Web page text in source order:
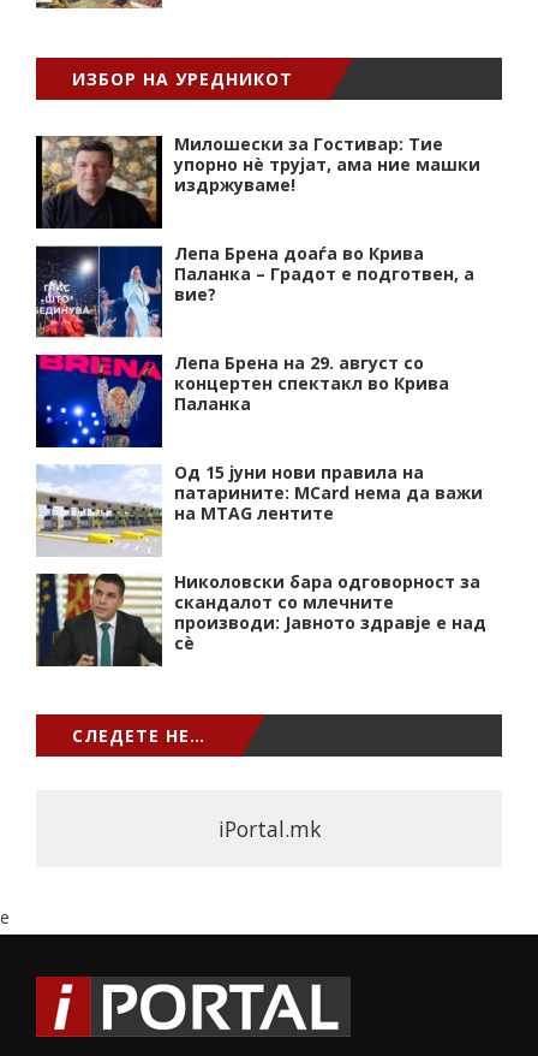
ИЗБОР НА УРЕДНИКОТ
Милошески за Гостивар: Тие
упорно нѐ трујат, ама ние машки
издржуваме!
Лепа Брена доаѓа во Крива
Паланка – Градот е подготвен, а
вие?
Лепа Брена на 29. август со
концертен спектакл во Крива
Паланка
Од 15 јуни нови правила на
патарините: MCard нема да важи
на MTAG лентите
Николовски бара одговорност за
скандалот со млечните
производи: Јавното здравје е над
сѐ
СЛЕДЕТЕ НЕ…
iPortal.mk
e